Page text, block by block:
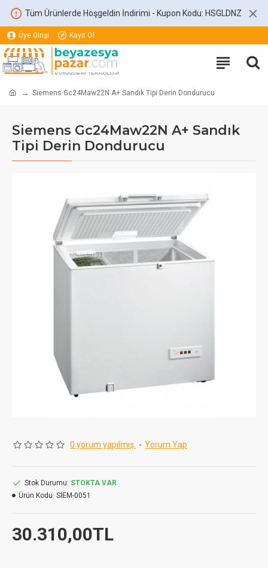
Tüm Ürünlerde Hoşgeldin İndirimi - Kupon Kodu: HSGLDNZ
Üye Girişi Kayıt Ol
Siemens Gc24Maw22N A+ Sandık Tipi Derin Dondurucu
Siemens Gc24Maw22N A+ Sandık
Tipi Derin Dondurucu
0 yorum yapılmış. - Yorum Yap
30.310,00TL
Stok Durumu: STOKTA VAR
Ürün Kodu: SİEM-0051